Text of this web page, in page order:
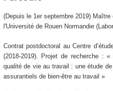
(Depuis le 1er septembre 2019)
l'Université de Rouen Normandie
Contrat postdoctoral au Centre
(2018-2019). Projet de recherche :
qualité de vie au travail : une étude
assurantiels de bien-être au travail »